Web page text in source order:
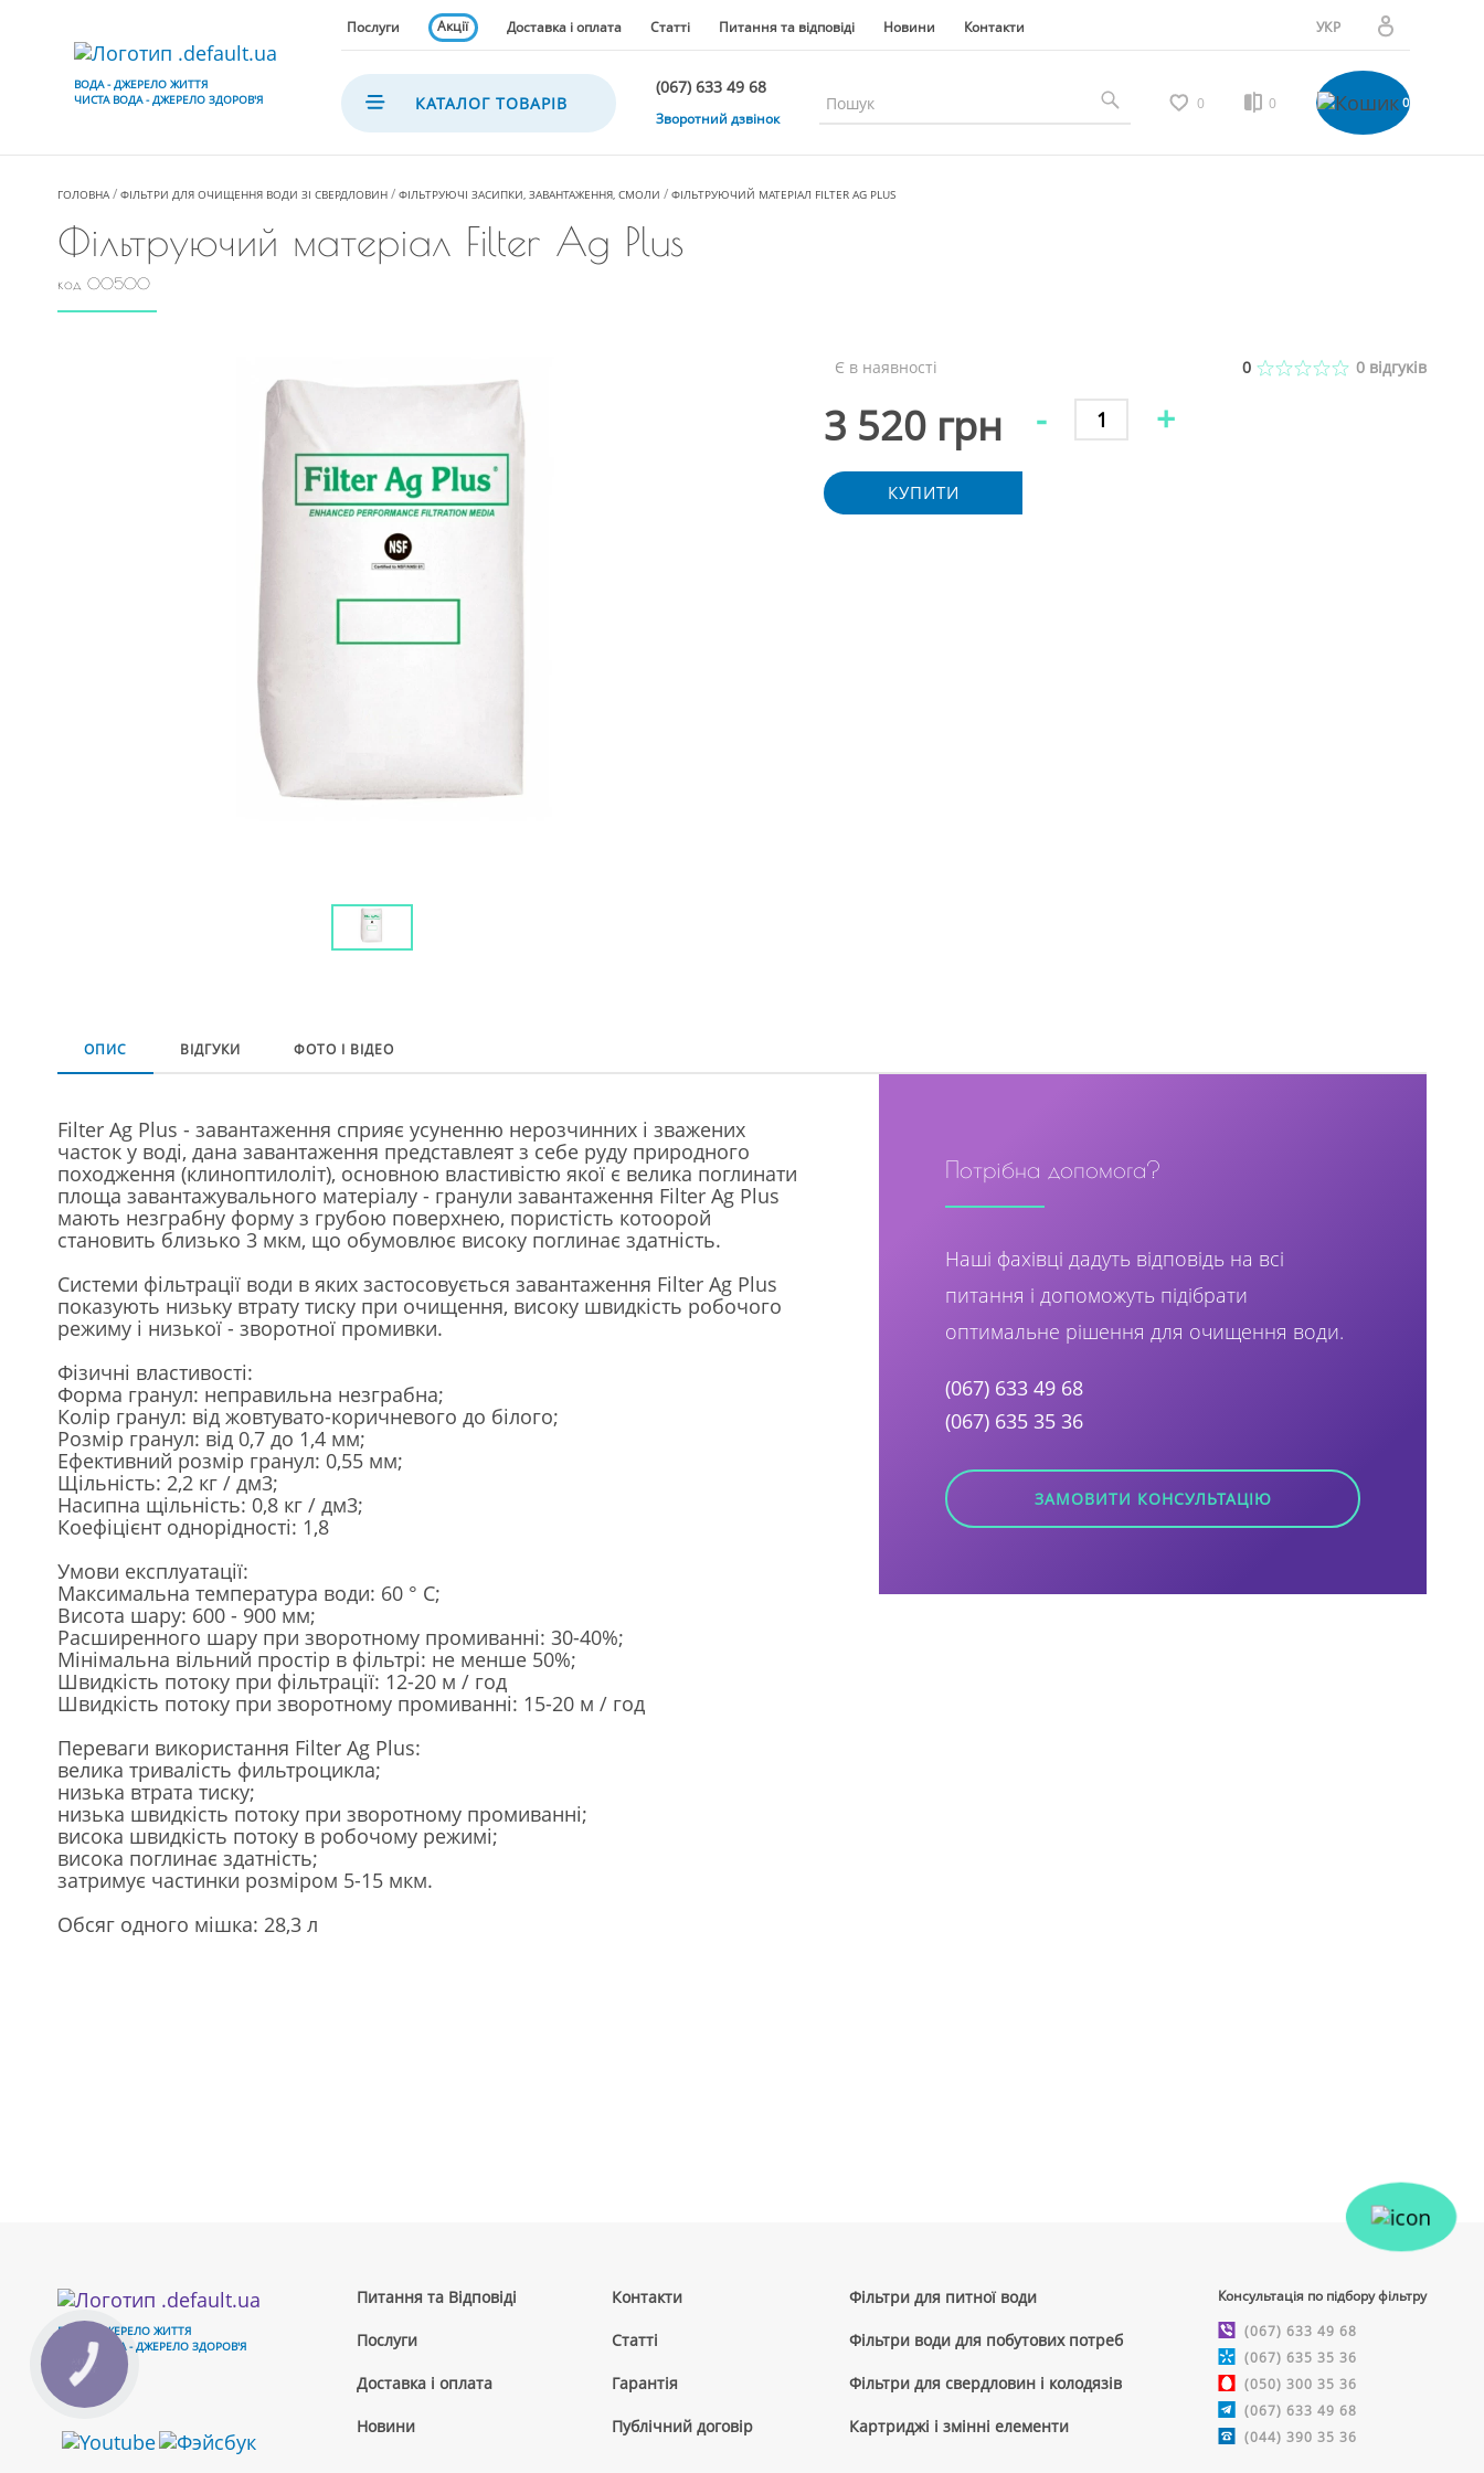
ВОДА - ДЖЕРЕЛО ЖИТТЯ
ЧИСТА ВОДА - ДЖЕРЕЛО ЗДОРОВ'Я
Послуги Акції Доставка і оплата Статті Питання та відповіді Новини Контакти
УКР
РУС
Особистий кабінет
КАТАЛОГ ТОВАРІВ
(067) 633 49 68
(067) 633 49 68
(067) 635 35 36
(050) 300 35 36
(044) 390 35 36
Зворотний дзвінок
0 0 0
ГОЛОВНА ФІЛЬТРИ ДЛЯ ОЧИЩЕННЯ ВОДИ ЗІ СВЕРДЛОВИН ФІЛЬТРУЮЧІ ЗАСИПКИ, ЗАВАНТАЖЕННЯ, СМОЛИ ФІЛЬТРУЮЧИЙ МАТЕРІАЛ FILTER AG PLUS
Фільтруючий матеріал Filter Ag Plus
код 00500
Є в наявності 0 0 відгуків
3 520 грн - +
КУПИТИ
ОПИС ВІДГУКИ ФОТО І ВІДЕО
Потрібна допомога?
Наші фахівці дадуть відповідь на всі
питання і допоможуть підібрати
оптимальне рішення для очищення води.
(067) 633 49 68
(067) 635 35 36
ЗАМОВИТИ КОНСУЛЬТАЦІЮ
Filter Ag Plus - завантаження сприяє усуненню нерозчинних і зважених
часток у воді, дана завантаження представлеят з себе руду природного
походження (клиноптилоліт), основною властивістю якої є велика поглинати
площа завантажувального матеріалу - гранули завантаження Filter Ag Plus
мають незграбну форму з грубою поверхнею, пористість котоорой
становить близько 3 мкм, що обумовлює високу поглинає здатність.
Системи фільтрації води в яких застосовується завантаження Filter Ag Plus
показують низьку втрату тиску при очищення, високу швидкість робочого
режиму і низької - зворотної промивки.
Фізичні властивості:
Форма гранул: неправильна незграбна;
Колір гранул: від жовтувато-коричневого до білого;
Розмір гранул: від 0,7 до 1,4 мм;
Ефективний розмір гранул: 0,55 мм;
Щільність: 2,2 кг / дм3;
Насипна щільність: 0,8 кг / дм3;
Коефіцієнт однорідності: 1,8
Умови експлуатації:
Максимальна температура води: 60 ° С;
Висота шару: 600 - 900 мм;
Расширенного шару при зворотному промиванні: 30-40%;
Мінімальна вільний простір в фільтрі: не менше 50%;
Швидкість потоку при фільтрації: 12-20 м / год
Швидкість потоку при зворотному промиванні: 15-20 м / год
Переваги використання Filter Ag Plus:
велика тривалість фильтроцикла;
низька втрата тиску;
низька швидкість потоку при зворотному промиванні;
висока швидкість потоку в робочому режимі;
висока поглинає здатність;
затримує частинки розміром 5-15 мкм.
Обсяг одного мішка: 28,3 л
ВОДА - ДЖЕРЕЛО ЖИТТЯ
ЧИСТА ВОДА - ДЖЕРЕЛО ЗДОРОВ'Я
Питання та Відповіді
Послуги
Доставка і оплата
Новини
Контакти
Cтатті
Гарантія
Публічний договір
Фільтри для питної води
Фільтри води для побутових потреб
Фільтри для свердловин і колодязів
Картриджі і змінні елементи
Консультація по підбору фільтру
(067) 633 49 68
(067) 635 35 36
(050) 300 35 36
(067) 633 49 68
(044) 390 35 36
КНОПКА
ЗВ'ЯЗКУ